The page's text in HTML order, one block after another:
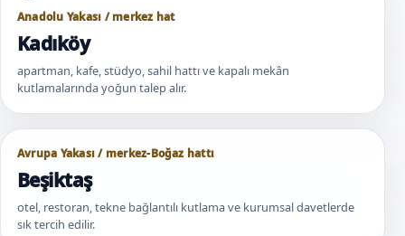
Anadolu Yakası / merkez hat
Kadıköy
apartman, kafe, stüdyo, sahil hattı ve kapalı mekân
kutlamalarında yoğun talep alır.
Avrupa Yakası / merkez-Boğaz hattı
Beşiktaş
otel, restoran, tekne bağlantılı kutlama ve kurumsal davetlerde
sık tercih edilir.